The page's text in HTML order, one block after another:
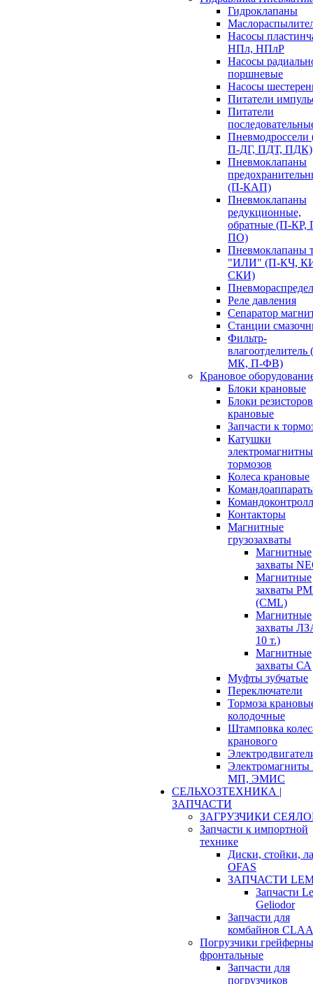
Гидроклапаны
Насосы
НПл, НПлР
Насосы
поршневые
Насосы
Питатели
Питатели
П-ДГ, ПДТ, ПДК)
Пневмоклапаны
(П-КАП)
Пневмоклапаны
редукционные,
обратные (П-КР,
ПО)
Пневмоклапаны
"ИЛИ" (П-КЧ,
СКИ)
Реле давления
Сепаратор
Станции
Фильтр-
влагоотделитель
МК, П-ФВ)
Крановое
Блоки крановые
Блоки резисторов
крановые
Запчасти к
Катушки
тормозов
Колеса крановые
Контакторы
Магнитные
грузозахваты
Магнитные
захваты
Магнитные
захваты
(CML)
Магнитные
захваты
10 т.)
Магнитные
захваты СА
Муфты зубчатые
Переключатели
Тормоза
колодочные
Штамповка
кранового
МП, ЭМИС
СЕЛЬХОЗТЕХНИКА |
ЗАПЧАСТИ
ЗАГРУЗЧИКИ
Запчасти к импортной
технике
Диски, стойки,
OFAS
ЗАПЧАСТИ
Запчасти
Geliodor
Запчасти для
комбайнов
Погрузчики
фронтальные
Запчасти для
погрузчиков